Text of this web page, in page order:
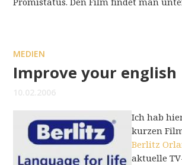
MEDIEN
Improve your english
10.02.2006
Ich hab
kurzen
Berlitz
aktuelle